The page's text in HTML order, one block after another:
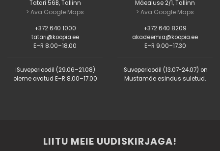
Tatari 56B, Tallinn
> Ava Google Maps
+372 640 1000
tatari@koopia.ee
E–R 8.00–18.00
ℹ️Suveperioodil (29.06–21.08)
oleme avatud E–R 8.00–17.00
Mäealuse 2/1, Tallinn
> Ava Google Maps
+372 640 8209
akadeemia@koopia.ee
E–R 9.00–17.30
ℹ️Suveperioodil (13.07-24.07) on
Mustamäe esindus suletud.
LIITU MEIE UUDISKIRJAGA!